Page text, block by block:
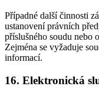
Případné další činnosti
ustanovení právních
příslušného soudu nebo
Zejména se vyžaduje
informací.
16. Elektronická